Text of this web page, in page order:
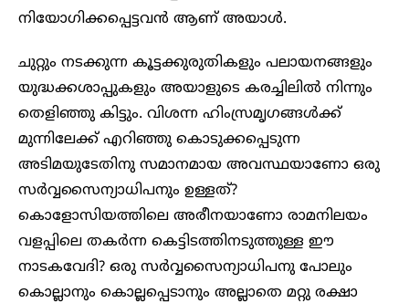
നിയോഗിക്കപ്പെട്ടവൻ ആണ് അയാൾ.
ചുറ്റും നടക്കുന്ന കൂട്ടക്കുരുതികളും പലായനങ്ങളും
യുദ്ധക്കശാപ്പുകളും അയാളുടെ കരച്ചിലിൽ നിന്നും
തെളിഞ്ഞു കിട്ടും. വിശന്ന ഹിംസ്രമൃഗങ്ങൾക്ക്
മുന്നിലേക്ക് എറിഞ്ഞു കൊടുക്കപ്പെടുന്ന
അടിമയുടേതിനു സമാനമായ അവസ്ഥയാണോ ഒരു
സർവ്വസൈന്യാധിപനും ഉള്ളത്?
കൊളോസിയത്തിലെ അരീനയാണോ രാമനിലയം
വളപ്പിലെ തകർന്ന കെട്ടിടത്തിനടുത്തുള്ള ഈ
നാടകവേദി? ഒരു സർവ്വസൈന്യാധിപനു പോലും
കൊല്ലാനും കൊല്ലപ്പെടാനും അല്ലാതെ മറ്റു രക്ഷാ